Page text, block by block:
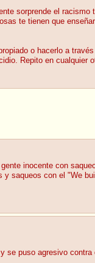
sorprende el racismo
te tienen que
o hacerlo a
Repito en cualquier
inocente con
y saqueos con el "We
se puso agresivo